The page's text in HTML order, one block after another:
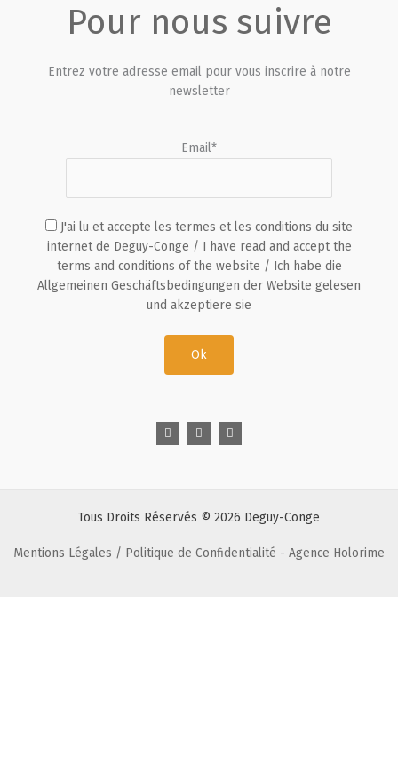
Pour nous suivre
Entrez votre adresse email pour vous inscrire à notre
newsletter
Email*
J'ai lu et accepte les termes et les conditions du site
internet de Deguy-Conge / I have read and accept the
terms and conditions of the website / Ich habe die
Allgemeinen Geschäftsbedingungen der Website gelesen
und akzeptiere sie
a
c
e
w
i
t
i
n
k
Tous Droits Réservés © 2026 Deguy-Conge
Mentions Légales / Politique de Confidentialité - Agence Holorime